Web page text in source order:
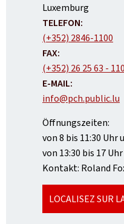
:Luxemburg
TELEFON:
(+352) 2846-1100
FAX:
(+352) 26 25 63 -
E-MAIL:
info@pch.public.lu
Öffnungszeiten:
von 8 bis 11:30 Uhr
von 13:30 bis 17 Uhr
Kontakt: Roland
LOCALISEZ SUR